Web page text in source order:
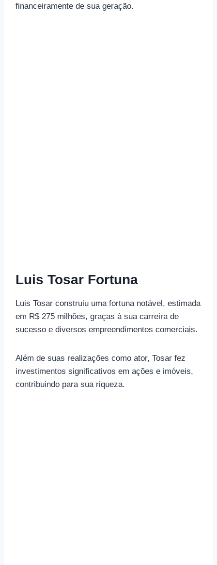
financeiramente de sua geração.
Luis Tosar Fortuna
Luis Tosar construiu uma fortuna notável, estimada
em R$ 275 milhões, graças à sua carreira de
sucesso e diversos empreendimentos comerciais.
Além de suas realizações como ator, Tosar fez
investimentos significativos em ações e imóveis,
contribuindo para sua riqueza.